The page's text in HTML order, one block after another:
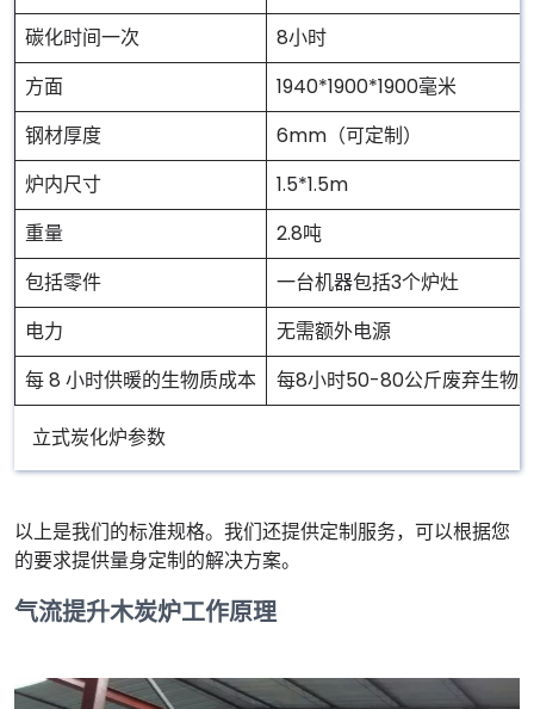
碳化时间一次
8小时
方面
1940*1900*1900毫米
钢材厚度
6mm（可定制）
炉内尺寸
1.5*1.5m
重量
2.8吨
包括零件
一台机器包括3个炉灶
电力
无需额外电源
每 8 小时供暖的生物质成本
每8小时50-80公斤废弃生物
立式炭化炉参数
以上是我们的标准规格。我们还提供定制服务，可以根据您
的要求提供量身定制的解决方案。
气流提升木炭炉工作原理